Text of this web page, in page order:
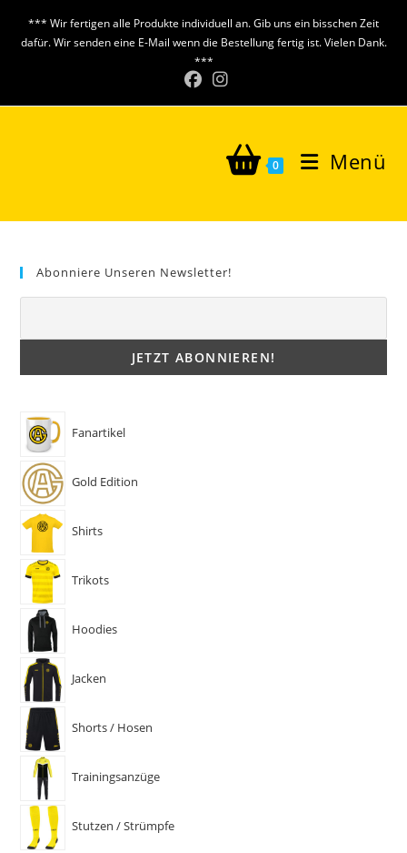
*** Wir fertigen alle Produkte individuell an. Gib uns ein bisschen Zeit
dafür. Wir senden eine E-Mail wenn die Bestellung fertig ist. Vielen Dank.
***
0 Menü
Abonniere Unseren Newsletter!
Fanartikel
Gold Edition
Shirts
Trikots
Hoodies
Jacken
Shorts / Hosen
Trainingsanzüge
Stutzen / Strümpfe